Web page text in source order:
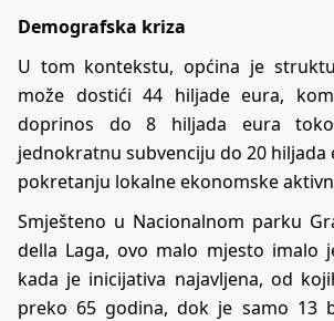
Demografska kriza
U tom kontekstu, općina je
može dostići 44 hiljade eura,
doprinos do 8 hiljada eura
jednokratnu subvenciju do 20 hiljada
pokretanju lokalne ekonomske
Smješteno u Nacionalnom parku
della Laga, ovo malo mjesto imalo
kada je inicijativa najavljena, od
preko 65 godina, dok je samo 13